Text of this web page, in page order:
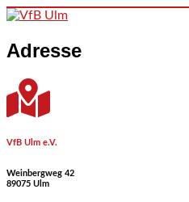
Skip to content
Adresse
VfB Ulm e.V.
Weinbergweg 42
89075 Ulm